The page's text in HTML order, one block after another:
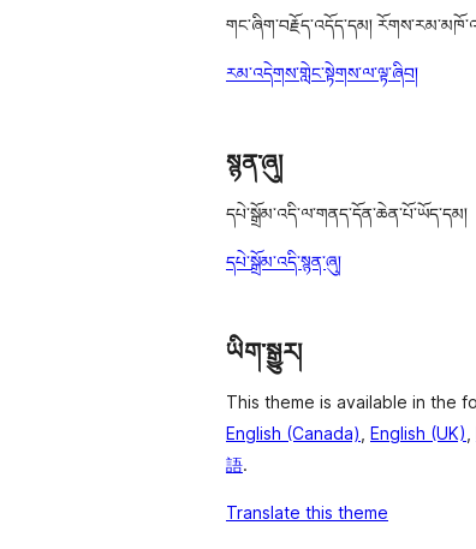
གང་ཞིག་བརྗོད་འདོད་དམ།
རམ་འདེགས་གླེང་སྟེགས་ལ་ལྟ་ཞིབ།
སྙན་ཞུ།
དཔེ་སྒྲོམ་འདི་ལ་གནད་དོན་ཆེན་པོ་ཡོད་དམ།
དཔེ་སྒྲོམ་འདི་སྙན་ཞུ།
ཡིག་སྒྱུར།
This theme is available in the
English (Canada) English (UK)
語.
Translate this theme